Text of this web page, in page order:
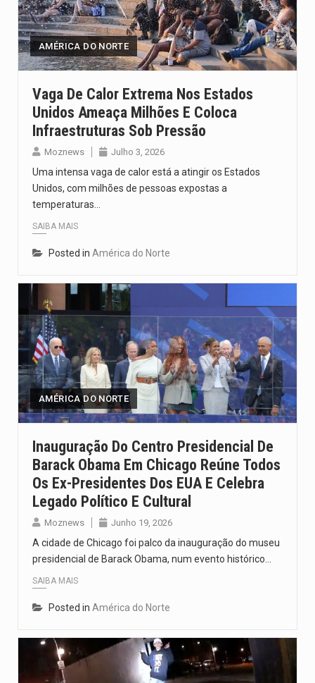
Segundo as autoridades canadianas, mais de 200 incêndios florestais continuam…
De acordo com as autoridades de saúde da Faixa de…
AMÉRICA DO NORTE
Vaga De Calor Extrema Nos Estados
Unidos Ameaça Milhões E Coloca
Infraestruturas Sob Pressão
Moznews Julho 3, 2026
Uma intensa vaga de calor está a atingir os Estados
Unidos, com milhões de pessoas expostas a
temperaturas…
SAIBA MAIS
Posted in América do Norte
AMÉRICA DO NORTE
Inauguração Do Centro Presidencial De
Barack Obama Em Chicago Reúne Todos
Os Ex-Presidentes Dos EUA E Celebra
Legado Político E Cultural
Moznews Junho 19, 2026
A cidade de Chicago foi palco da inauguração do museu
presidencial de Barack Obama, num evento histórico…
SAIBA MAIS
Posted in América do Norte